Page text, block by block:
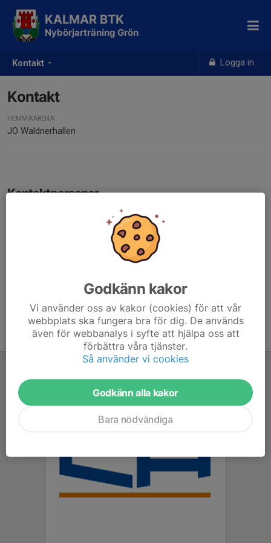
Kontakt Logga in
KALMAR BTK
Nybörjarträning Grön
Kontakt
HEMMAARENA
JO Waldnerhallen
Kontaktpersoner
Marcus Erlandsson
mail@marquz.com
Godkänn kakor
Vi använder oss av kakor (cookies) för att vår
webbplats ska fungera bra för dig. De används
även för webbanalys i syfte att hjälpa oss att
förbättra våra tjänster.
Så använder vi cookies
Godkänn alla kakor
Bara nödvändiga